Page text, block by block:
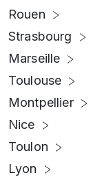
Rouen
Strasbourg
Marseille
Toulouse
Montpellier
Nice
Toulon
Lyon